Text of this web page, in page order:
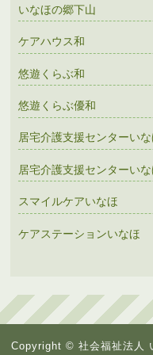
いなほの郷下山
ケアハウス和
悠遊くらぶ和
悠遊くらぶ優和
居宅介護支援センターいな
居宅介護支援センターい
スマイルケアいなほ
ケアステーションいなほ
Copyright © 社会福祉法人